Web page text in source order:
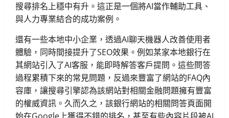
搜尋排名上穩中有升。這正是一個將AI當作輔助工具、
與人力專業結合的成功案例。
還有一些本地中小企業，透過AI聊天機器人改善使用者
體驗，同時間接提升了SEO效果。例如某家本地銀行在
其網站引入了AI客服，能即時解答客戶提問。這些問答
過程累積下來的常見問題，反過來豐富了網站的FAQ內
容庫，讓搜尋引擎認為該網站對相關金融問題擁有豐富
的權威資訊。久而久之，該銀行網站的相關問答頁面開